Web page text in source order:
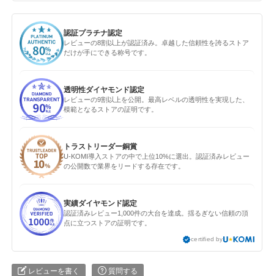
認証プラチナ認定
レビューの8割以上が認証済み。卓越した信頼性を誇るストア
だけが手にできる称号です。
透明性ダイヤモンド認定
レビューの9割以上を公開。最高レベルの透明性を実現した、
模範となるストアの証明です。
トラストリーダー銅賞
U-KOMI導入ストアの中で上位10%に選出。認証済みレビュー
の公開数で業界をリードする存在です。
実績ダイヤモンド認定
認証済みレビュー1,000件の大台を達成。揺るぎない信頼の頂
点に立つストアの証明です。
certified by
レビューを書く 質問する